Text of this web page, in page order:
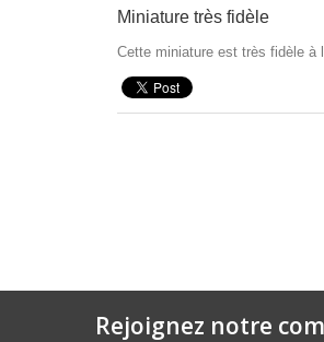
Miniature très fidèle
Cette miniature est très fidèle à
Rejoignez notre